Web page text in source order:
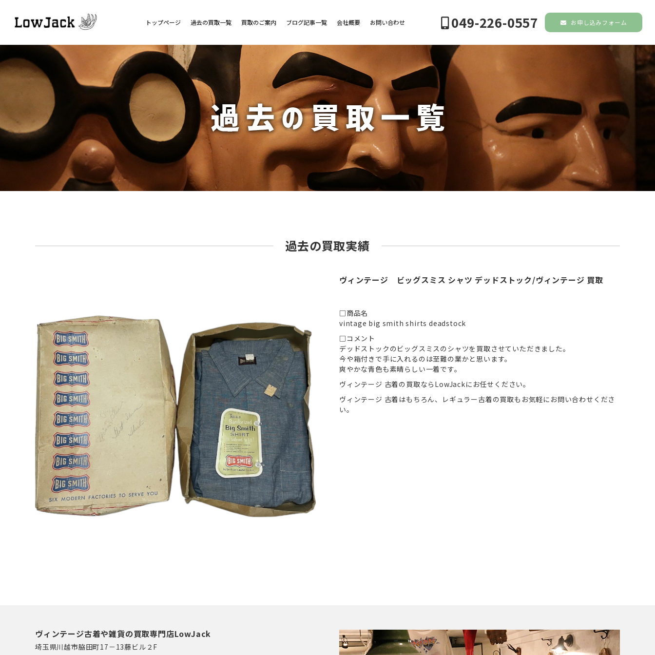
トップページ 過去の買取一覧 買取のご案内 ブログ記事一覧 会社概要 お問い合わせ 049-226-0557 お申し込みフォーム
過去の買取実績
ヴィンテージ ビッグスミス シャツ デッドストック/ヴィンテージ 買取
□商品名
vintage big smith shirts deadstock
□コメント
デッドストックのビッグスミスのシャツを買取させていただきました。
今や箱付きで手に入れるのは至難の業かと思います。
爽やかな青色も素晴らしい一着です。
ヴィンテージ 古着の買取ならLowJackにお任せください。
ヴィンテージ 古着はもちろん、レギュラー古着の買取もお気軽にお問い合わせくださ
い。
ヴィンテージ古着や雑貨の買取専門店LowJack
埼玉県川越市脇田町17－13藤ビル２F